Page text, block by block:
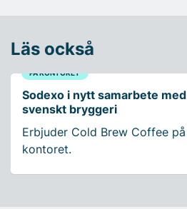
Läs också
PÅ KONTORET
Sodexo i nytt samarbete med
svenskt bryggeri
Erbjuder Cold Brew Coffee på
kontoret.